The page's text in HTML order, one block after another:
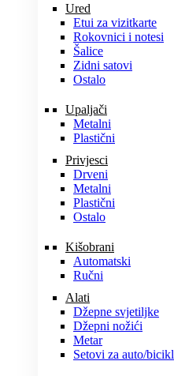
Ured
Etui za vizitkarte
Rokovnici i notesi
Šalice
Zidni satovi
Ostalo
Upaljači
Metalni
Plastični
Privjesci
Drveni
Metalni
Plastični
Ostalo
Kišobrani
Automatski
Ručni
Alati
Džepne svjetiljke
Džepni nožići
Metar
Setovi za auto/bicikl